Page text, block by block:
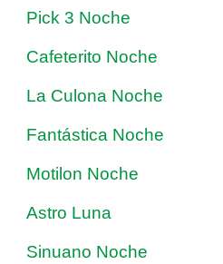
Pick 3 Noche
Cafeterito Noche
La Culona Noche
Fantástica Noche
Motilon Noche
Astro Luna
Sinuano Noche